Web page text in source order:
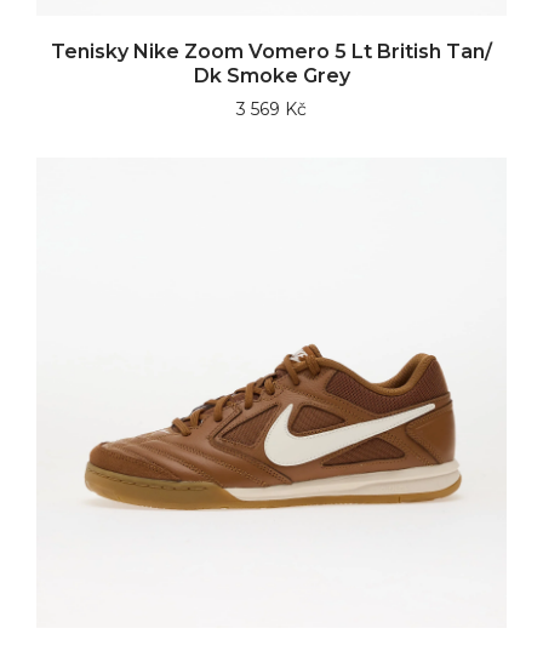
Tenisky Nike Zoom Vomero 5 Lt British Tan/
Dk Smoke Grey
3 569 Kč